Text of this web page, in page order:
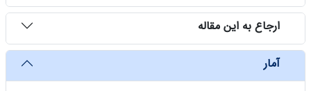
ارجاع به این مقاله
آمار